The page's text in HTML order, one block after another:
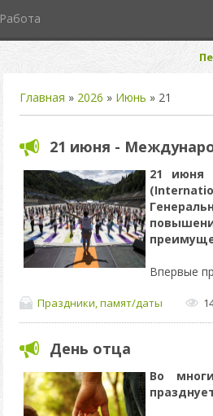
Работа
Главная » 2026 » Июнь » 21
21 июня -
21 июня
Впервые пр
Праздники, памят/даты
День отца
Во